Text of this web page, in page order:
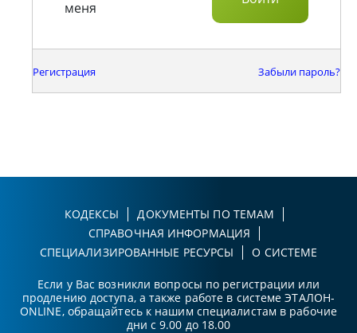
меня
Регистрация Забыли пароль?
КОДЕКСЫ
ДОКУМЕНТЫ ПО ТЕМАМ
СПРАВОЧНАЯ ИНФОРМАЦИЯ
СПЕЦИАЛИЗИРОВАННЫЕ РЕСУРСЫ
О СИСТЕМЕ
Если у Вас возникли вопросы по регистрации или
продлению доступа, а также работе в системе ЭТАЛОН-
ONLINE, обращайтесь к нашим специалистам в рабочие
дни с 9.00 до 18.00